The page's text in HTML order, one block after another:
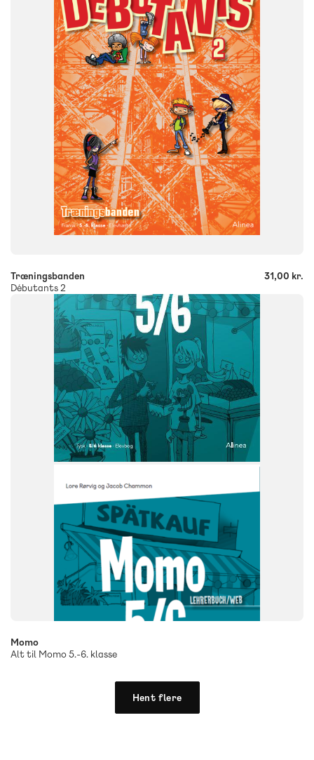
FORMAT
Engangsbog
9788723523471
+
Træningsbanden
Débutants 2
31,00 kr.
SYSTEM
NIVEAU
5. klasse 6. klasse
Momo
Alt til Momo 5.-6. klasse
Hent flere